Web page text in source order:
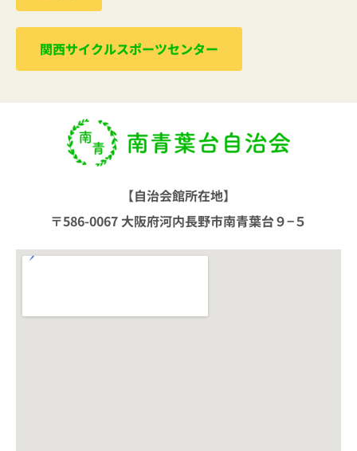
関西サイクルスポーツセンター
【自治会館所在地】
〒586-0067 大阪府河内長野市南青葉台９−５